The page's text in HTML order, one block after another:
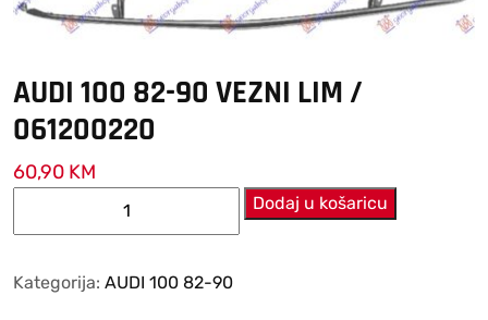
AUDI 100 82-90 VEZNI LIM /
061200220
60,90 KM
90
Dodaj u košaricu
Kategorija: AUDI 100 82-90